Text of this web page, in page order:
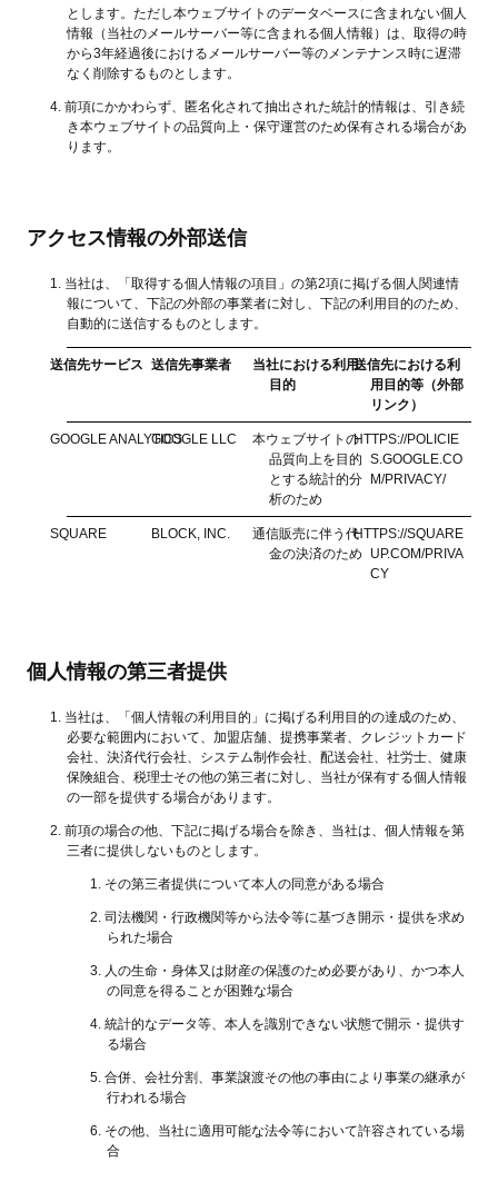
とします。ただし本ウェブサイトのデータベースに含まれない個人
情報（当社のメールサーバー等に含まれる個人情報）は、取得の時
から3年経過後におけるメールサーバー等のメンテナンス時に遅滞
なく削除するものとします。
前項にかかわらず、匿名化されて抽出された統計的情報は、引き続
き本ウェブサイトの品質向上・保守運営のため保有される場合があ
ります。
アクセス情報の外部送信
当社は、「取得する個人情報の項目」の第2項に掲げる個人関連情
報について、下記の外部の事業者に対し、下記の利用目的のため、
自動的に送信するものとします。
送信先サービス 送信先事業者
当社における利用
目的
送信先における利
用目的等（外部
リンク）
GOOGLE ANALYTICSGOOGLE LLC
本ウェブサイトの
品質向上を目的
とする統計的分
析のため
HTTPS://POLICIE
S.GOOGLE.CO
M/PRIVACY/
SQUARE BLOCK, INC.
通信販売に伴う代
金の決済のため
HTTPS://SQUARE
UP.COM/PRIVA
CY
個人情報の第三者提供
当社は、「個人情報の利用目的」に掲げる利用目的の達成のため、
必要な範囲内において、加盟店舗、提携事業者、クレジットカード
会社、決済代行会社、システム制作会社、配送会社、社労士、健康
保険組合、税理士その他の第三者に対し、当社が保有する個人情報
の一部を提供する場合があります。
前項の場合の他、下記に掲げる場合を除き、当社は、個人情報を第
三者に提供しないものとします。
その第三者提供について本人の同意がある場合
司法機関・行政機関等から法令等に基づき開示・提供を求め
られた場合
人の生命・身体又は財産の保護のため必要があり、かつ本人
の同意を得ることが困難な場合
統計的なデータ等、本人を識別できない状態で開示・提供す
る場合
合併、会社分割、事業譲渡その他の事由により事業の継承が
行われる場合
その他、当社に適用可能な法令等において許容されている場
合